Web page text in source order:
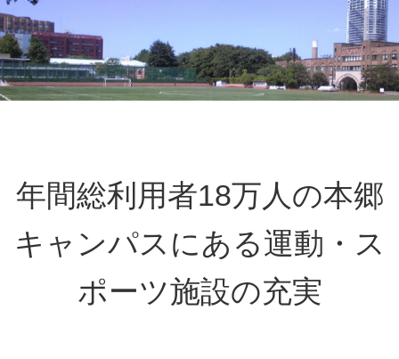
年間総利用者18万人の本郷
キャンパスにある運動・ス
ポーツ施設の充実